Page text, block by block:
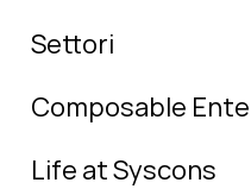
Settori
Composable
Life at Syscons